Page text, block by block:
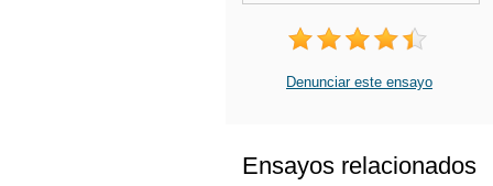
Denunciar este ensayo
Ensayos relacionados